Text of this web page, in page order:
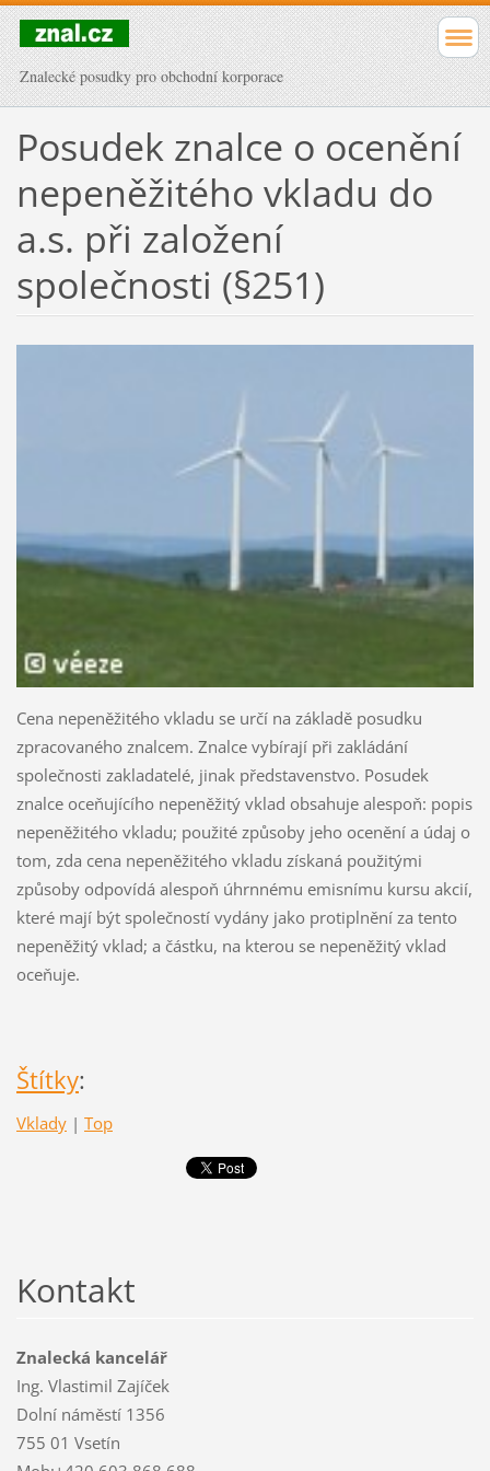
Znalecké posudky pro obchodní korporace
Posudek znalce o ocenění
nepeněžitého vkladu do
a.s. při založení
společnosti (§251)
Cena nepeněžitého vkladu se určí na základě posudku
zpracovaného znalcem. Znalce vybírají při zakládání
společnosti zakladatelé, jinak představenstvo. Posudek
znalce oceňujícího nepeněžitý vklad obsahuje alespoň: popis
nepeněžitého vkladu; použité způsoby jeho ocenění a údaj o
tom, zda cena nepeněžitého vkladu získaná použitými
způsoby odpovídá alespoň úhrnnému emisnímu kursu akcií,
které mají být společností vydány jako protiplnění za tento
nepeněžitý vklad; a částku, na kterou se nepeněžitý vklad
oceňuje.
Štítky:
Vklady | Top
Kontakt
Znalecká kancelář
Ing. Vlastimil Zajíček
Dolní náměstí 1356
755 01 Vsetín